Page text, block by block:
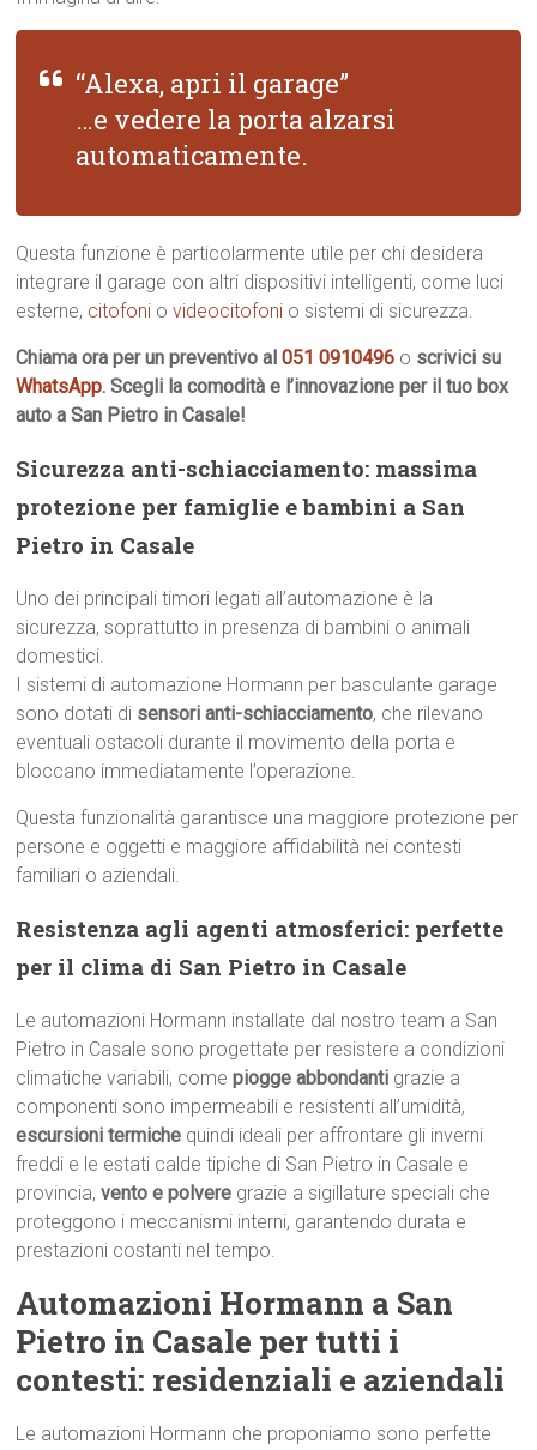
“Alexa, apri il garage”
…e vedere la porta alzarsi
automaticamente.
Questa funzione è particolarmente utile per chi desidera
integrare il garage con altri dispositivi intelligenti, come luci
esterne, citofoni ovideocitofoni o sistemi di sicurezza.
Chiama ora per un preventivo al051 0910496 o scrivici su
WhatsApp. Scegli la comodità e l’innovazione per il tuo box
auto a San Pietro in Casale!
Sicurezza anti-schiacciamento: massima
protezione per famiglie e bambini a San
Pietro in Casale
Uno dei principali timori legati all’automazione è la
sicurezza, soprattutto in presenza di bambini o animali
domestici.
I sistemi di automazione Hormann per basculante garage
sono dotati di sensori anti-schiacciamento, che rilevano
eventuali ostacoli durante il movimento della porta e
bloccano immediatamente l’operazione.
Questa funzionalità garantisce una maggiore protezione per
persone e oggetti e maggiore affidabilità nei contesti
familiari o aziendali.
Resistenza agli agenti atmosferici: perfette
per il clima di San Pietro in Casale
Le automazioni Hormann installate dal nostro team a San
Pietro in Casale sono progettate per resistere a condizioni
climatiche variabili, comepiogge abbondanti grazie a
componenti sono impermeabili e resistenti all’umidità,
escursioni termiche quindi ideali per affrontare gli inverni
freddi e le estati calde tipiche di San Pietro in Casale e
provincia,vento e polvere grazie a sigillature speciali che
proteggono i meccanismi interni, garantendo durata e
prestazioni costanti nel tempo.
Automazioni Hormann a San
Pietro in Casale per tutti i
contesti: residenziali e aziendali
Le automazioni Hormann che proponiamo sono perfette